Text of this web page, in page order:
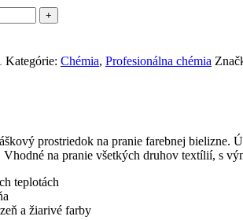
Kategórie: Chémia, Profesionálna chémia
prostriedok na pranie farebnej bielizne.
na pranie všetkých druhov textílií, s
teplotách
a žiarivé farby